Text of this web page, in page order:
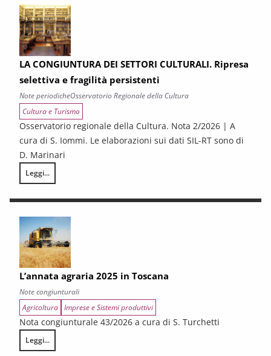
LA CONGIUNTURA DEI SETTORI CULTURALI. Ripresa
selettiva e fragilità persistenti
Note periodicheOsservatorio Regionale della Cultura
Cultura e Turismo
Osservatorio regionale della Cultura. Nota 2/2026 | A
cura di S. Iommi. Le elaborazioni sui dati SIL-RT sono di
D. Marinari
Leggi...
LA CONGIUNTURA DEI SETTORI CULTURALI. Ripresa selettiva e
L’annata agraria 2025 in Toscana
Note congiunturali
Agricoltura Imprese e Sistemi produttivi
Nota congiunturale 43/2026 a cura di S. Turchetti
Leggi...
L’annata agraria 2025 in Toscana